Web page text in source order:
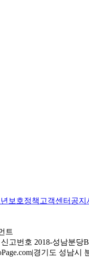
보호정책 고객센터 공지
트
고번호 2018-성남분당
|경기도 성남시